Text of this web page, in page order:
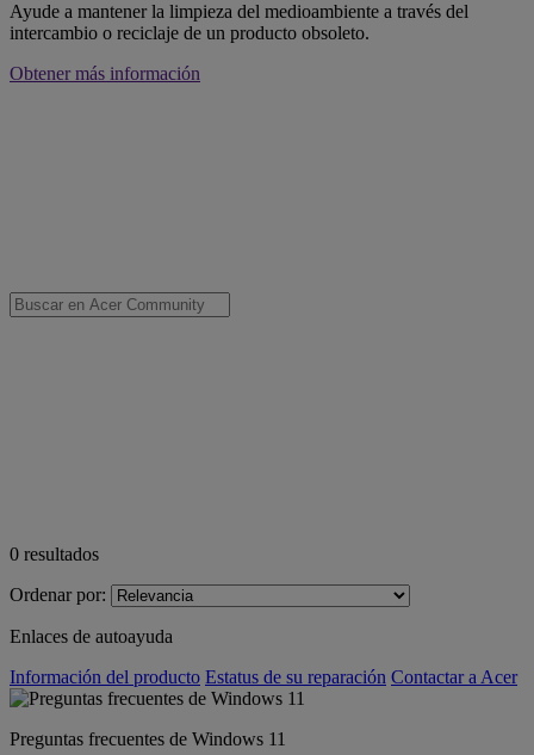
Ayude a mantener la limpieza del medioambiente a través del
intercambio o reciclaje de un producto obsoleto.
Obtener más información
0 resultados
Ordenar por:
Enlaces de autoayuda
Información del producto Estatus de su reparación Contactar a Acer
Preguntas frecuentes de Windows 11